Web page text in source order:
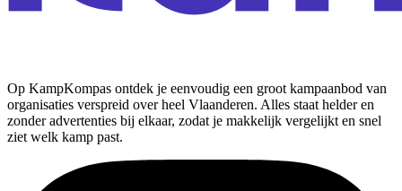
Op KampKompas ontdek je eenvoudig een groot kampaanbod van
organisaties verspreid over heel Vlaanderen. Alles staat helder en
zonder advertenties bij elkaar, zodat je makkelijk vergelijkt en snel
ziet welk kamp past.